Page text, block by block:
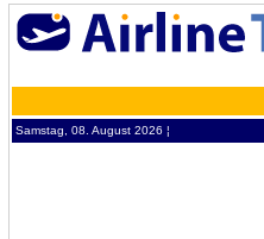
Samstag, 08. August 2026 ¦